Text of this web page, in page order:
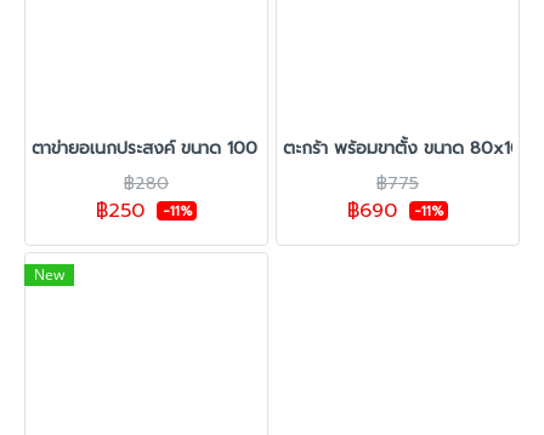
ตาข่ายอเนกประสงค์ ขนาด 100 x 120 ซม.
฿280
฿250 -11%
ตะกร้า พร้อมขาตั้ง ขนาด 80x100
฿775
฿690 -11%
New